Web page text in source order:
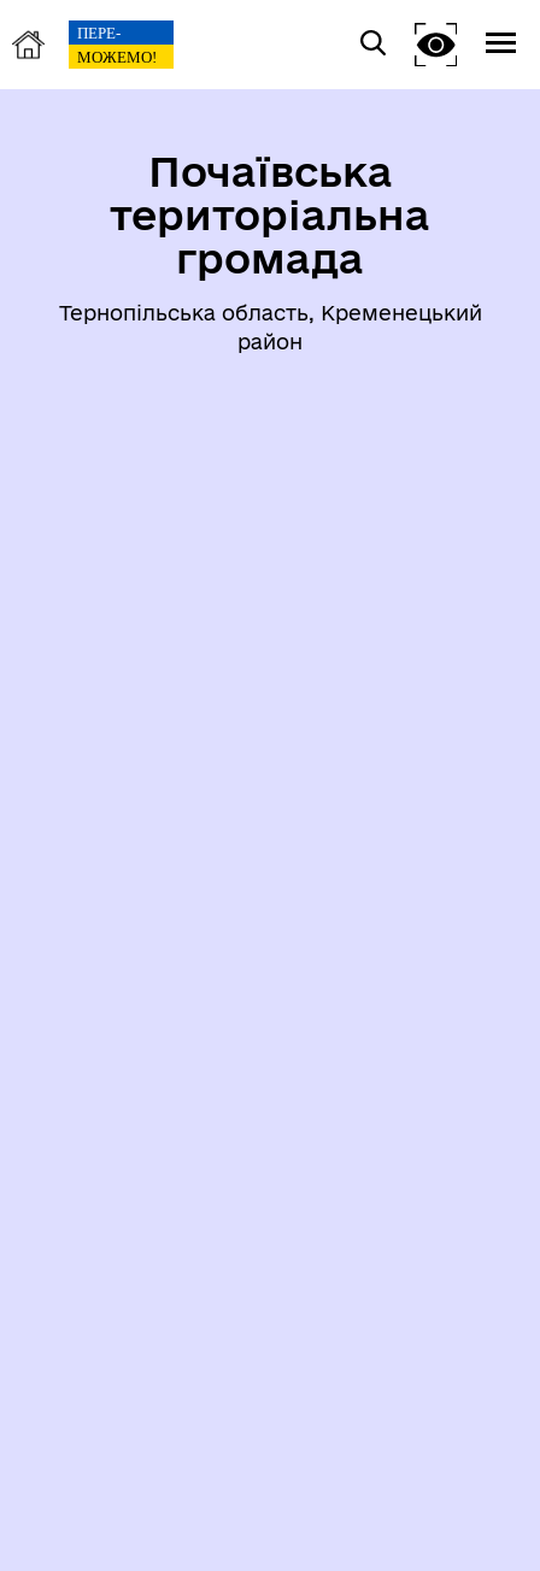
Почаївська
територіальна
громада
Тернопільська область, Кременецький
район